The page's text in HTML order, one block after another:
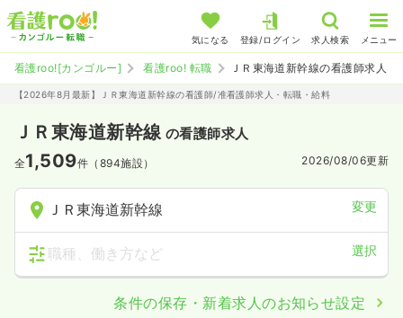
気になる 登録/ログイン 求人検索 メニュー
看護roo![カンゴルー] 看護roo! 転職 ＪＲ東海道新幹線の看護師求人
【2026年8月最新】ＪＲ東海道新幹線の看護師/准看護師求人・転職・給料
ＪＲ東海道新幹線 の看護師求人
全1,509件（894施設） 2026/08/06更新
ＪＲ東海道新幹線 変更
職種、働き方など 選択
条件の保存・新着求人のお知らせ設定